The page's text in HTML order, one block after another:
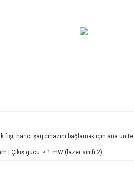
fişi, harici şarj cihazını bağlamak için ana
| Çıkış gücü: < 1 mW (lazer sınıfı 2)